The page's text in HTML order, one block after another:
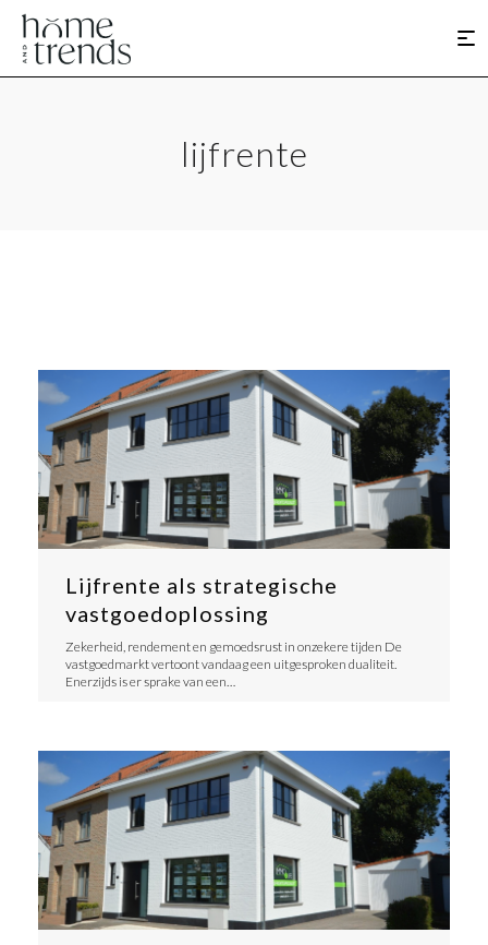
lijfrente
Lijfrente als strategische
vastgoedoplossing
​Zekerheid, rendement en gemoedsrust in onzekere tijden ​De
vastgoedmarkt vertoont vandaag een uitgesproken dualiteit.
Enerzijds is er sprake van een…